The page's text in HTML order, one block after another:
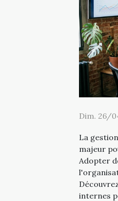
Dim. 26/
La
majeur
Adopter
internes